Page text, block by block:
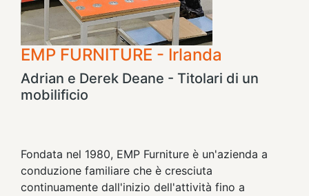
EMP FURNITURE - Irlanda
Adrian e Derek Deane - Titolari di un
mobilificio
Fondata nel 1980, EMP Furniture è un'azienda a
conduzione familiare che è cresciuta
continuamente dall'inizio dell'attività fino a